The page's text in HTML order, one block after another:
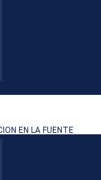
EN LA FUENTE